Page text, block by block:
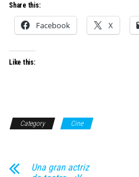
Share this:
Facebook X
Like this:
Category Cine
Una gran actriz